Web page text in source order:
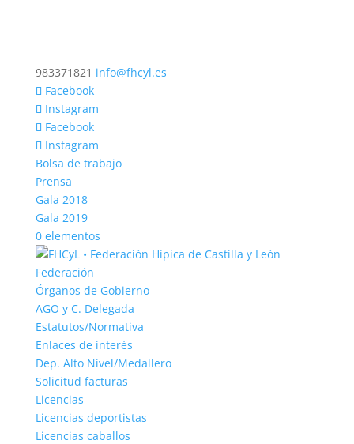
983371821 info@fhcyl.es
Facebook
Instagram
Facebook
Instagram
Bolsa de trabajo
Prensa
Gala 2018
Gala 2019
0 elementos
Federación
Órganos de Gobierno
AGO y C. Delegada
Estatutos/Normativa
Enlaces de interés
Dep. Alto Nivel/Medallero
Solicitud facturas
Licencias
Licencias deportistas
Licencias caballos